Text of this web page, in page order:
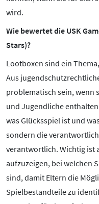
wird.
Wie bewertet die USK
Stars)?
Lootboxen sind ein
Aus
problematisch sein, wenn
und Jugendliche
was Glücksspiel ist und
sondern die
verantwortlich. Wichtig ist
aufzuzeigen, bei welchen
sind, damit Eltern die
Spielbestandteile zu